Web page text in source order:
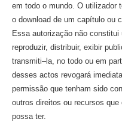
em todo o mundo. O utilizador
o download de um capítulo ou
Essa autorização não
reproduzir, distribuir, exibir
transmiti–la, no todo ou em
desses actos revogará
permissão que tenham sido
outros direitos ou recursos
possa ter.